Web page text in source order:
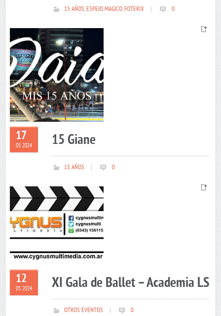
15 AÑOS,ESPEJO MAGICO,FOTERIX 0
17
05 2024 15 Giane
15 AÑOS 0
12
05 2024 XI Gala de Ballet – Academia LS
OTROS EVENTOS 0